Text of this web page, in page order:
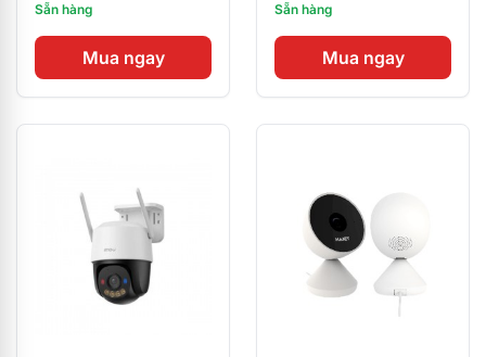
Sẵn hàng
Mua ngay
Sẵn hàng
Mua ngay